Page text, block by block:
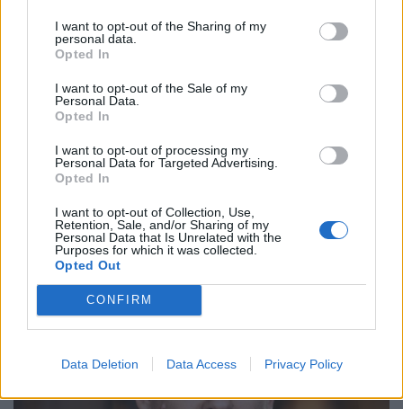
I want to opt-out of the Sharing of my
personal data.
Opted In
I want to opt-out of the Sale of my
Personal Data.
Opted In
I want to opt-out of processing my
Personal Data for Targeted Advertising.
Opted In
I want to opt-out of Collection, Use,
Retention, Sale, and/or Sharing of my
Personal Data that Is Unrelated with the
Purposes for which it was collected.
Opted Out
CONFIRM
Data Deletion Data Access Privacy Policy
och tror han att det inte krävs särskilt många arbetstimmar
för att ha en lokal styrelse på plats.
styrelsen omgående kan skrida till verket så snart
årsstämman sagt sitt.
– Nej. I slutet av januari, eller någonstans runt där, bör de
kunna vara i gång.
betyder det att det ärende som just nu ligger för
avgörande hos mark- och miljödomstolen avskrivs?